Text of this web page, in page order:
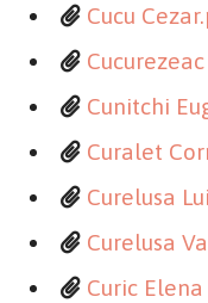
Cucu
Cunitchi
Curalet
Curelusa
Curelusa
Curic